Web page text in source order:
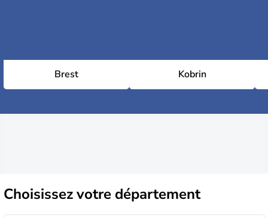
Brest Kobrin
Choisissezvotre département